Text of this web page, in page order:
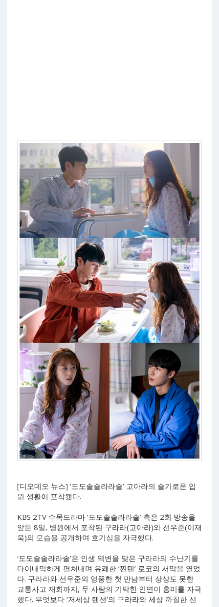
[디오데오 뉴스] ‘도도솔솔라라솔’ 고아라의 슬기로운 입
원 생활이 포착됐다.
KBS 2TV 수목드라마 ‘도도솔솔라라솔’ 측은 2회 방송을
앞둔 8일, 병원에서 포착된 구라라(고아라)와 선우준(이재
욱)의 모습을 공개하며 호기심을 자극했다.
‘도도솔솔라라솔’은 인생 역변을 맞은 구라라의 수난기를
다이내믹하게 펼쳐내며 유쾌한 ‘찐텐’ 로코의 서막을 열었
다. 구라라와 선우준의 엉뚱한 첫 만남부터 상상도 못한
교통사고 재회까지, 두 사람의 기막힌 인연이 흥미를 자극
했다. 무엇보다 ‘저세상 텐션’의 구라라와 세상 까칠한 선